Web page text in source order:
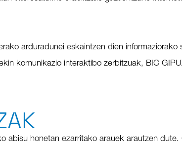
arduradunei eskaintzen dien
komunikazio interaktibo zerbitzuak, BIC
honetan ezarritako arauek arautzen